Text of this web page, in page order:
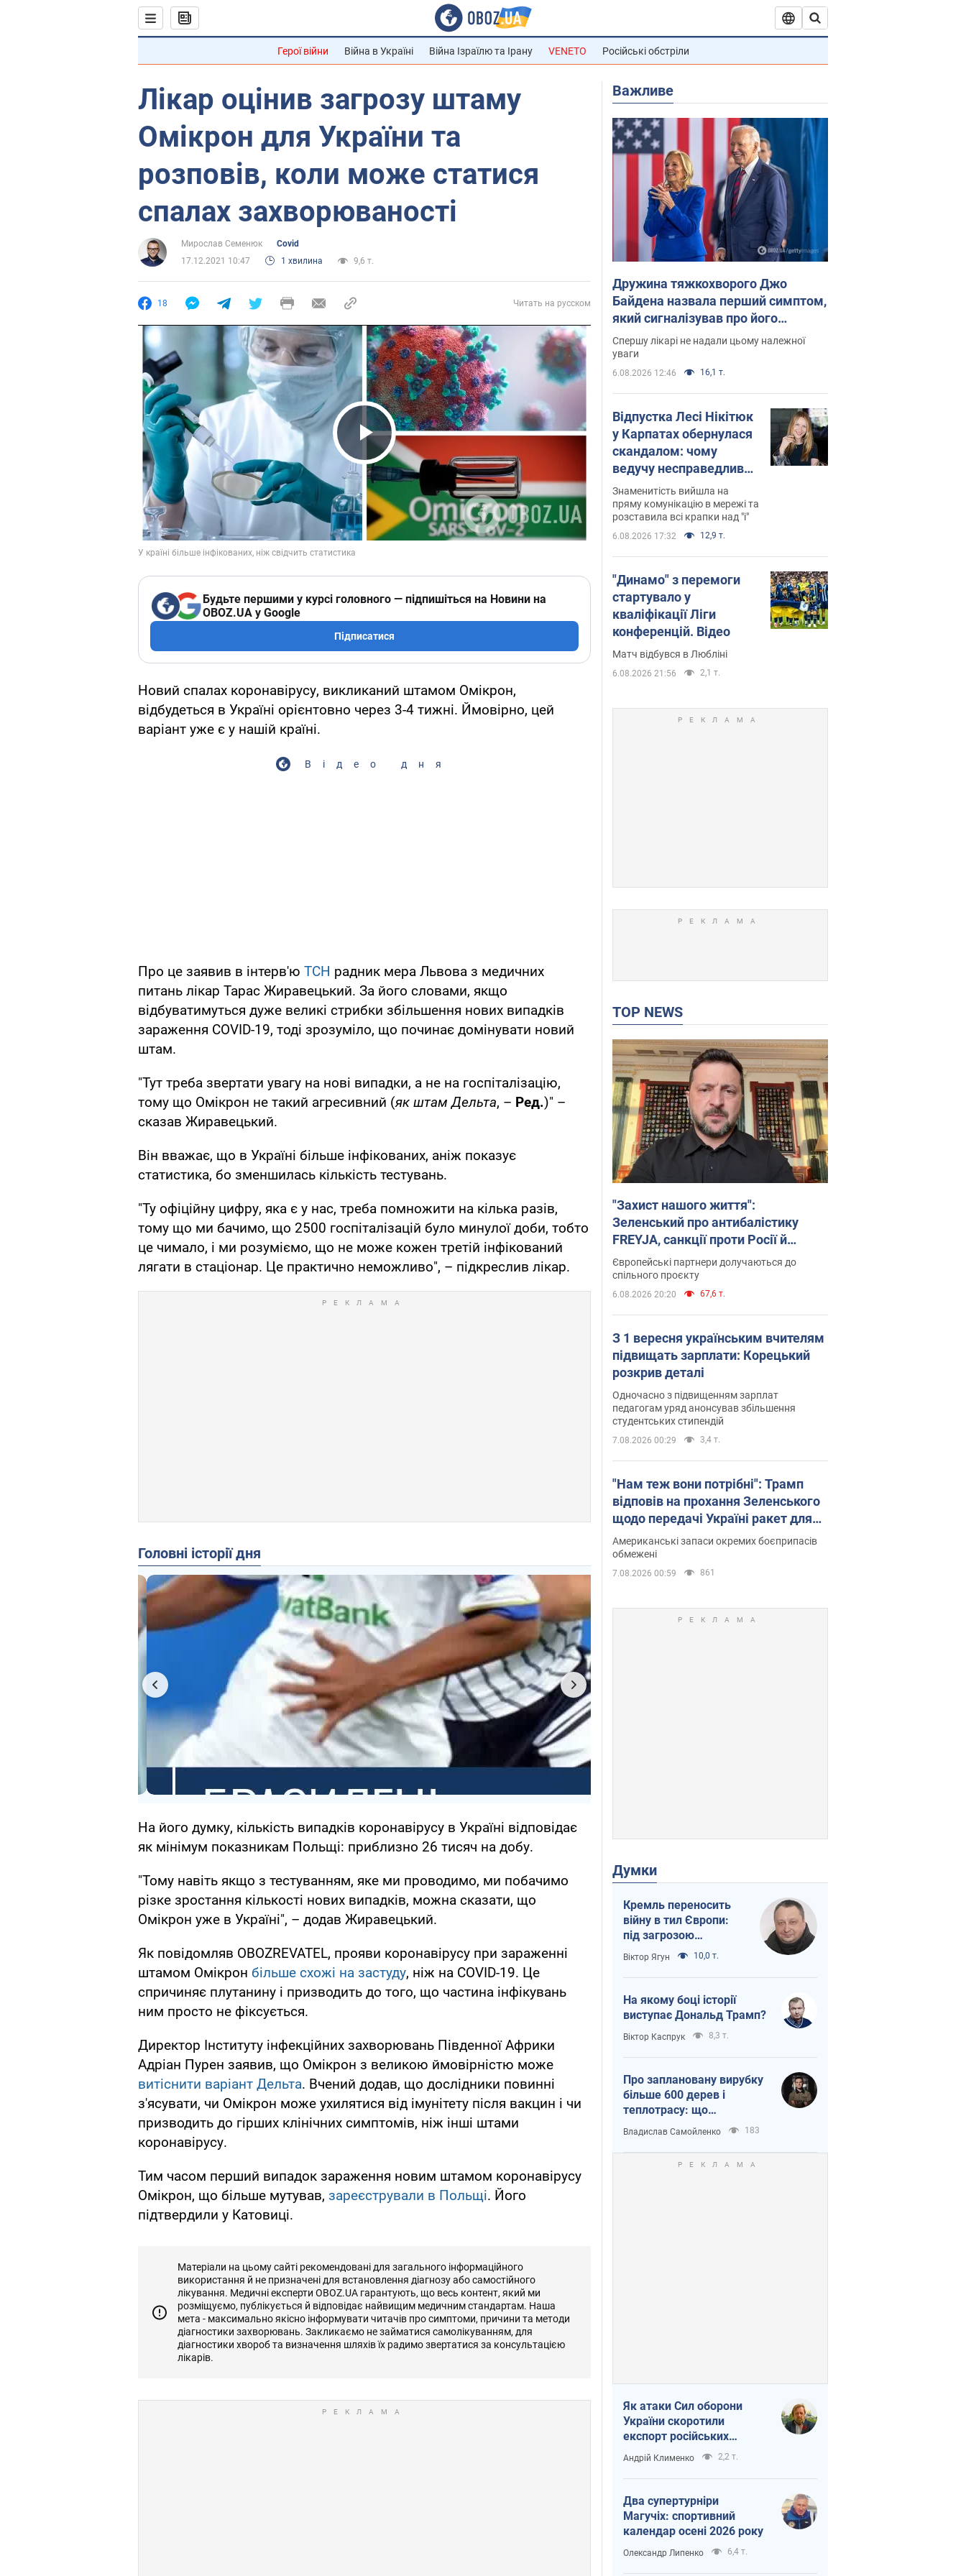
Герої війни Війна в Україні Війна Ізраїлю та Ірану VENETO Російські обстріли
Лікар оцінив загрозу штаму
Омікрон для України та
розповів, коли може статися
спалах захворюваності
Мирослав Семенюк
Covid
17.12.2021 10:47
1 хвилина 9,6 т.
18 Читать на русском
Play Video
Будьте першими у курсі головного — підпишіться на Новини на
OBOZ.UA у Google
Підписатися
Новий спалах коронавірусу, викликаний штамом Омікрон,
відбудеться в Україні орієнтовно через 3-4 тижні. Ймовірно, цей
варіант уже є у нашій країні.
Відео дня
Про це заявив в інтерв'ю ТСН радник мера Львова з медичних
питань лікар Тарас Жиравецький. За його словами, якщо
відбуватимуться дуже великі стрибки збільшення нових випадків
зараження COVID-19, тоді зрозуміло, що починає домінувати новий
штам.
"Тут треба звертати увагу на нові випадки, а не на госпіталізацію,
тому що Омікрон не такий агресивний (як штам Дельта, – Ред.)" –
сказав Жиравецький.
Він вважає, що в Україні більше інфікованих, аніж показує
статистика, бо зменшилась кількість тестувань.
"Ту офіційну цифру, яка є у нас, треба помножити на кілька разів,
тому що ми бачимо, що 2500 госпіталізацій було минулої доби, тобто
це чимало, і ми розуміємо, що не може кожен третій інфікований
лягати в стаціонар. Це практично неможливо", – підкреслив лікар.
Головні історії дня
На його думку, кількість випадків коронавірусу в Україні відповідає
як мінімум показникам Польщі: приблизно 26 тисяч на добу.
"Тому навіть якщо з тестуванням, яке ми проводимо, ми побачимо
різке зростання кількості нових випадків, можна сказати, що
Омікрон уже в Україні", – додав Жиравецький.
Як повідомляв OBOZREVATEL, прояви коронавірусу при зараженні
штамом Омікрон більше схожі на застуду, ніж на COVID-19. Це
спричиняє плутанину і призводить до того, що частина інфікувань
ним просто не фіксується.
Директор Інституту інфекційних захворювань Південної Африки
Адріан Пурен заявив, що Омікрон з великою ймовірністю може
витіснити варіант Дельта. Вчений додав, що дослідники повинні
з'ясувати, чи Омікрон може ухилятися від імунітету після вакцин і чи
призводить до гірших клінічних симптомів, ніж інші штами
коронавірусу.
Тим часом перший випадок зараження новим штамом коронавірусу
Омікрон, що більше мутував, зареєстрували в Польщі. Його
підтвердили у Катовиці.
Матеріали на цьому сайті рекомендовані для загального інформаційного
використання й не призначені для встановлення діагнозу або самостійного
лікування. Медичні експерти OBOZ.UA гарантують, що весь контент, який ми
розміщуємо, публікується й відповідає найвищим медичним стандартам. Наша
мета - максимально якісно інформувати читачів про симптоми, причини та методи
діагностики захворювань. Закликаємо не займатися самолікуванням, для
діагностики хвороб та визначення шляхів їх радимо звертатися за консультацією
лікарів.
Важливе
Дружина тяжкохворого Джо
Байдена назвала перший симптом,
який сигналізував про його
"агресивний" рак
Спершу лікарі не надали цьому належної
уваги
6.08.2026 12:46 16,1 т.
Відпустка Лесі Нікітюк
у Карпатах обернулася
скандалом: чому
ведучу несправедливо
захейтили
Знаменитість вийшла на
пряму комунікацію в мережі та
розставила всі крапки над "і"
6.08.2026 17:32 12,9 т.
"Динамо" з перемоги
стартувало у
кваліфікації Ліги
конференцій. Відео
Матч відбувся в Любліні
6.08.2026 21:56 2,1 т.
TOP NEWS
"Захист нашого життя":
Зеленський про антибалістику
FREYJA, санкції проти Росії й
підтримку аграріїв. Відео
Європейські партнери долучаються до
спільного проєкту
6.08.2026 20:20 67,6 т.
З 1 вересня українським вчителям
підвищать зарплати: Корецький
розкрив деталі
Одночасно з підвищенням зарплат
педагогам уряд анонсував збільшення
студентських стипендій
7.08.2026 00:29 3,4 т.
"Нам теж вони потрібні": Трамп
відповів на прохання Зеленського
щодо передачі Україні ракет для
Patriot
Американські запаси окремих боєприпасів
обмежені
7.08.2026 00:59 861
Думки
Кремль переносить
війну в тил Європи:
під загрозою
критична логістика
Віктор Ягун 10,0 т.
На якому боці історії
виступає Дональд Трамп?
Віктор Каспрук 8,3 т.
Про заплановану вирубку
більше 600 дерев і
теплотрасу: що
відбувається на Теремках
у Києві
Владислав Самойленко 183
Як атаки Сил оборони
України скоротили
експорт російських
нафтопродуктів
Андрій Клименко 2,2 т.
Два супертурніри
Магучіх: спортивний
календар осені 2026 року
Олександр Липенко 6,4 т.